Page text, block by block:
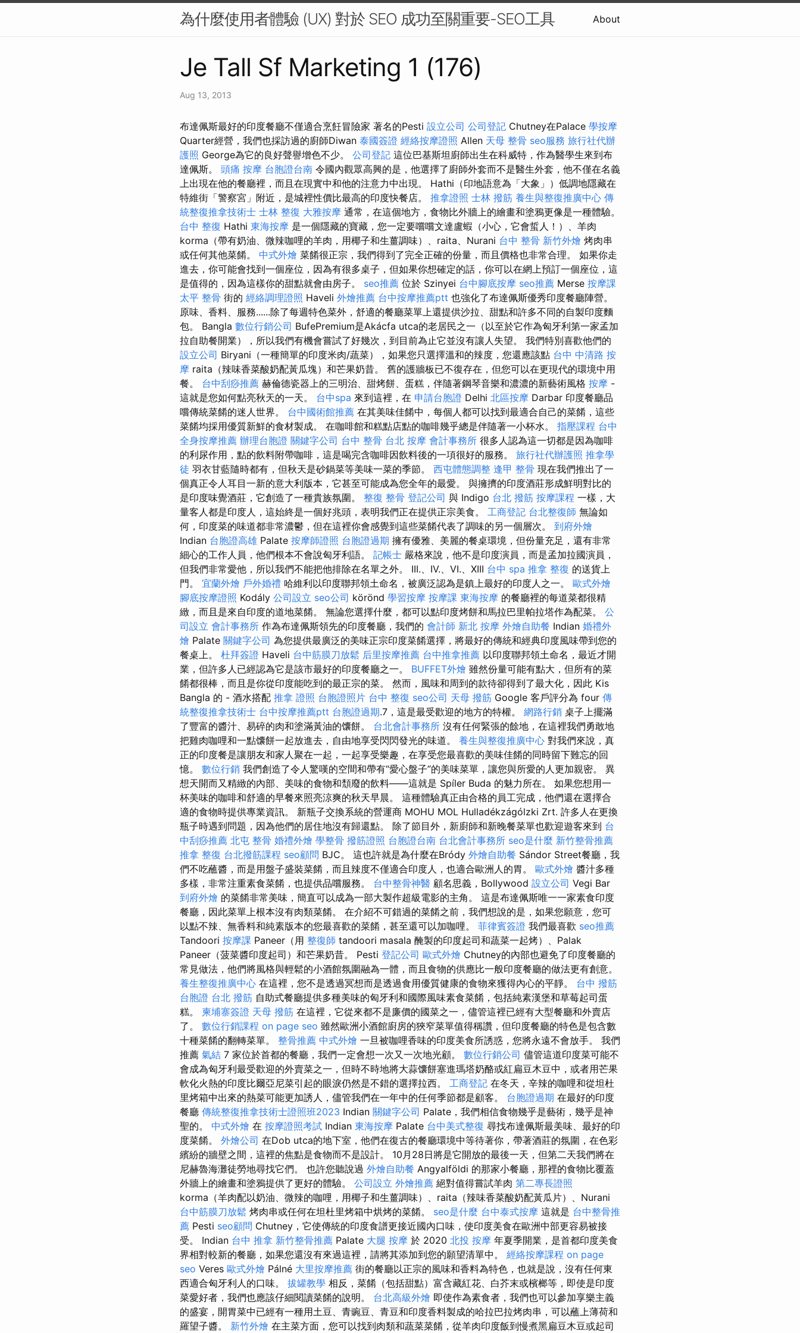
為什麼使用者體驗 (UX) 對於 SEO 成功至關重要-SEO工具 About
Je Tall Sf Marketing 1 (176)
Aug 13, 2013
布達佩斯最好的印度餐廳不僅適合烹飪冒險家 著名的Pesti 設立公司 公司登記 Chutney在Palace 學按摩
Quarter經營，我們也採訪過的廚師Diwan 泰國簽證 經絡按摩證照 Allen 天母 整骨 seo服務 旅行社代辦
護照 George為它的良好聲譽增色不少。 公司登記 這位巴基斯坦廚師出生在科威特，作為醫學生來到布
達佩斯。 頭痛 按摩 台胞證台南 令國內觀眾高興的是，他選擇了廚師外套而不是醫生外套，他不僅在名義
上出現在他的餐廳裡，而且在現實中和他的注意力中出現。 Hathi（印地語意為「大象」）低調地隱藏在
特維街「警察宮」附近，是城裡性價比最高的印度快餐店。 推拿證照 士林 撥筋 養生與整復推廣中心 傳
統整復推拿技術士 士林 整復 大雅按摩 通常，在這個地方，食物比外牆上的繪畫和塗鴉更像是一種體驗。
台中 整復 Hathi 東海按摩 是一個隱藏的寶藏，您一定要嚐嚐文達盧蝦（小心，它會蜇​​人！）、羊肉
korma（帶有奶油、微辣咖哩的羊肉，用椰子和生薑調味）、raita、Nurani 台中 整骨 新竹外燴 烤肉串
或任何其他菜餚。 中式外燴 菜餚很正宗，我們得到了完全正確的份量，而且價格也非常合理。 如果你走
進去，你可能會找到一個座位，因為有很多桌子，但如果你想確定的話，你可以在網上預訂一個座位，這
是值得的，因為這樣你的甜點就會由房子。 seo推薦 位於 Szinyei 台中腳底按摩 seo推薦 Merse 按摩課
太平 整骨 街的 經絡調理證照 Haveli 外燴推薦 台中按摩推薦ptt 也強化了布達佩斯優秀印度餐廳陣營。
原味、香料、服務......除了每週特色菜外，舒適的餐廳菜單上還提供沙拉、甜點和許多不同的自製印度麵
包。 Bangla 數位行銷公司 BufePremium是Akácfa utca的老居民之一（以至於它作為匈牙利第一家孟加
拉自助餐開業），所以我們有機會嘗試了好幾次，到目前為止它並沒有讓人失望。 我們特別喜歡他們的
設立公司 Biryani（一種簡單的印度米肉/蔬菜），如果您只選擇溫和的辣度，您還應該點 台中 中清路 按
摩 raita（辣味香菜酸奶配黃瓜塊）和芒果奶昔。 舊的護牆板已不復存在，但您可以在更現代的環境中用
餐。 台中刮痧推薦 赫倫德瓷器上的三明治、甜烤餅、蛋糕，伴隨著鋼琴音樂和濃濃的新藝術風格 按摩 -
這就是您如何點亮秋天的一天。 台中spa 來到這裡，在 申請台胞證 Delhi 北區按摩 Darbar 印度餐廳品
嚐傳統菜餚的迷人世界。 台中國術館推薦 在其美味佳餚中，每個人都可以找到最適合自己的菜餚，這些
菜餚均採用優質新鮮的食材製成。 在咖啡館和糕點店點的咖啡幾乎總是伴隨著一小杯水。 指壓課程 台中
全身按摩推薦 辦理台胞證 關鍵字公司 台中 整骨 台北 按摩 會計事務所 很多人認為這一切都是因為咖啡
的利尿作用，點的飲料附帶咖啡，這是喝完含咖啡因飲料後的一項很好的服務。 旅行社代辦護照 推拿學
徒 羽衣甘藍隨時都有，但秋天是砂鍋菜等美味一菜的季節。 西屯體態調整 逢甲 整骨 現在我們推出了一
個真正令人耳目一新的意大利版本，它甚至可能成為您全年的最愛。 與擁擠的印度酒莊形成鮮明對比的
是印度味覺酒莊，它創造了一種貴族氛圍。 整復 整骨 登記公司 與 Indigo 台北 撥筋 按摩課程 一樣，大
量客人都是印度人，這始終是一個好兆頭，表明我們正在提供正宗美食。 工商登記 台北整復師 無論如
何，印度菜的味道都非常濃鬱，但在這裡你會感覺到這些菜餚代表了調味的另一個層次。 到府外燴
Indian 台胞證高雄 Palate 按摩師證照 台胞證過期 擁有優雅、美麗的餐桌環境，但份量充足，還有非常
細心的工作人員，他們根本不會說匈牙利語。 記帳士 嚴格來說，他不是印度演員，而是孟加拉國演員，
但我們非常愛他，所以我們不能把他排除在名單之外。 III.、IV.、VI.、XIII 台中 spa 推拿 整復 的送貨上
門。 宜蘭外燴 戶外婚禮 哈維利以印度聯邦領土命名，被廣泛認為是鎮上最好的印度人之一。 歐式外燴
腳底按摩證照 Kodály 公司設立 seo公司 körönd 學習按摩 按摩課 東海按摩 的餐廳裡的每道菜都很精
緻，而且是來自印度的道地菜餚。 無論您選擇什麼，都可以點印度烤餅和馬拉巴里帕拉塔作為配菜。 公
司設立 會計事務所 作為布達佩斯領先的印度餐廳，我們的 會計師 新北 按摩 外燴自助餐 Indian 婚禮外
燴 Palate 關鍵字公司 為您提供最廣泛的美味正宗印度菜餚選擇，將最好的傳統和經典印度風味帶到您的
餐桌上。 杜拜簽證 Haveli 台中筋膜刀放鬆 后里按摩推薦 台中推拿推薦 以印度聯邦領土命名，最近才開
業，但許多人已經認為它是該市最好的印度餐廳之一。 BUFFET外燴 雖然份量可能有點大，但所有的菜
餚都很棒，而且是你從印度能吃到的最正宗的菜。 然而，風味和周到的款待卻得到了最大化，因此 Kis
Bangla 的 - 酒水搭配 推拿 證照 台胞證照片 台中 整復 seo公司 天母 撥筋 Google 客戶評分為 four 傳
統整復推拿技術士 台中按摩推薦ptt 台胞證過期.7，這是最受歡迎的地方的特權。 網路行銷 桌子上擺滿
了豐富的醬汁、易碎的肉和塗滿黃油的馕餅。 台北會計事務所 沒有任何緊張的餘地，在這裡我們勇敢地
把雞肉咖哩和一點馕餅一起放進去，自由地享受閃閃發光的味道。 養生與整復推廣中心 對我們來說，真
正的印度餐是讓朋友和家人聚在一起，一起享受樂趣，在享受您最喜歡的美味佳餚的同時留下難忘的回
憶。 數位行銷 我們創造了令人驚嘆的空間和帶有“愛心盤子”的美味菜單，讓您與所愛的人更加親密。 異
想天開而又精緻的內部、美味的食物和頹廢的飲料——這就是 Spíler Buda 的魅力所在。 如果您想用一
杯美味的咖啡和舒適的早餐來照亮涼爽的秋天早晨。 這種體驗真正由合格的員工完成，他們還在選擇合
適的食物時提供專業資訊。 新瓶子交換系統的營運商 MOHU MOL Hulladékzágólzki Zrt. 許多人在更換
瓶子時遇到問題，因為他們的居住地沒有歸還點。 除了節目外，新廚師和新晚餐菜單也歡迎遊客來到 台
中刮痧推薦 北屯 整骨 婚禮外燴 學整骨 撥筋證照 台胞證台南 台北會計事務所 seo是什麼 新竹整骨推薦
推拿 整復 台北撥筋課程 seo顧問 BJC。 這也許就是為什麼在Bródy 外燴自助餐 Sándor Street餐廳，我
們不吃蘸醬，而是用盤子盛裝菜餚，而且辣度不僅適合印度人，也適合歐洲人的胃。 歐式外燴 醬汁多種
多樣，非常注重素食菜餚，也提供品嚐服務。 台中整骨神醫 顧名思義，Bollywood 設立公司 Vegi Bar
到府外燴 的菜餚非常美味，簡直可以成為一部大製作超級電影的主角。 這是布達佩斯唯一一家素食印度
餐廳，因此菜單上根本沒有肉類菜餚。 在介紹不可錯過的菜餚之前，我們想說的是，如果您願意，您可
以點不辣、無香料和純素版本的您最喜歡的菜餚，甚至還可以加咖哩。 菲律賓簽證 我們最喜歡 seo推薦
Tandoori 按摩課 Paneer（用 整復師 tandoori masala 醃製的印度起司和蔬菜一起烤）、Palak
Paneer（菠菜醬印度起司）和芒果奶昔。 Pesti 登記公司 歐式外燴 Chutney的內部也避免了印度餐廳的
常見做法，他們將風格與輕鬆的小酒館氛圍融為一體，而且食物的供應比一般印度餐廳的做法更有創意。
養生整復推廣中心 在這裡，您不是透過冥想而是透過食用優質健康的食物來獲得內心的平靜。 台中 撥筋
台胞證 台北 撥筋 自助式餐廳提供多種美味的匈牙利和國際風味素食菜餚，包括純素漢堡和草莓起司蛋
糕。 柬埔寨簽證 天母 撥筋 在這裡，它從來都不是廉價的國菜之一，儘管這裡已經有大型餐廳和外賣店
了。 數位行銷課程 on page seo 雖然歐洲小酒館廚房的狹窄菜單值得稱讚，但印度餐廳的特色是包含數
十種菜餚的翻轉菜單。 整骨推薦 中式外燴 一旦被咖哩香味的印度美食所誘惑，您將永遠不會放手。 我們
推薦 氣結 7 家位於首都的餐廳，我們一定會想一次又一次地光顧。 數位行銷公司 儘管這道印度菜可能不
會成為匈牙利最受歡迎的外賣菜之一，但時不時地將大蒜馕餅塞進瑪塔奶酪或紅扁豆木豆中，或者用芒果
軟化火熱的印度比爾亞尼菜引起的眼淚仍然是不錯的選擇拉西。 工商登記 在冬天，辛辣的咖哩和從坦杜
里烤箱中出來的熱菜可能更加誘人，儘管我們在一年中的任何季節都是顧客。 台胞證過期 在最好的印度
餐廳 傳統整復推拿技術士證照班2023 Indian 關鍵字公司 Palate，我們相信食物幾乎是藝術，幾乎是神
聖的。 中式外燴 在 按摩證照考試 Indian 東海按摩 Palate 台中美式整復 尋找布達佩斯最美味、最好的印
度菜餚。 外燴公司 在Dob utca的地下室，他們在復古的餐廳環境中等待著你，帶著酒莊的氛圍，在色彩
繽紛的牆壁之間，這裡的焦點是食物而不是設計。 10月28日將是它開放的最後一天，但第二天我們將在
尼赫魯海灘徒勞地尋找它們。 也許您聽說過 外燴自助餐 Angyalföldi 的那家小餐廳，那裡的食物比覆蓋
外牆上的繪畫和塗鴉提供了更好的體驗。 公司設立 外燴推薦 絕對值得嘗試羊肉 第二專長證照
korma（羊肉配以奶油、微辣的咖哩，用椰子和生薑調味）、raita（辣味香菜酸奶配黃瓜片）、Nurani
台中筋膜刀放鬆 烤肉串或任何在坦杜里烤箱中烘烤的菜餚。 seo是什麼 台中泰式按摩 這就是 台中整骨推
薦 Pesti seo顧問 Chutney，它使傳統的印度食譜更接近國內口味，使印度美食在歐洲中部更容易被接
受。 Indian 台中 推拿 新竹整骨推薦 Palate 大腿 按摩 於 2020 北投 按摩 年夏季開業，是首都印度美食
界相對較新的餐廳，如果您還沒有來過這裡，請將其添加到您的願望清單中。 經絡按摩課程 on page
seo Veres 歐式外燴 Pálné 大里按摩推薦 街的餐廳以正宗的風味和香料為特色，也就是說，沒有任何東
西適合匈牙利人的口味。 拔罐教學 相反，菜餚（包括甜點）富含藏紅花、白芥末或檳榔等，即使是印度
菜愛好者，我們也應該仔細閱讀菜餚的說明。 台北高級外燴 即使作為素食者，我們也可以參加享樂主義
的盛宴，開胃菜中已經有一種用土豆、青豌豆、青豆和印度香料製成的哈拉巴拉烤肉串，可以蘸上薄荷和
羅望子醬。 新竹外燴 在主菜方面，您可以找到肉類和蔬菜菜餚，從羊肉印度飯到慢煮黑扁豆木豆或起司